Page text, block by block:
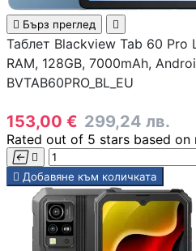
 Бърз преглед 
Таблет Blackview Tab 60 Pro LTE
RAM, 128GB, 7000mAh,
BVTAB60PRO_BL_EU
153,00 € 299,24 лв.
Rated out of 5 stars based on
 
 Добавяне към количката